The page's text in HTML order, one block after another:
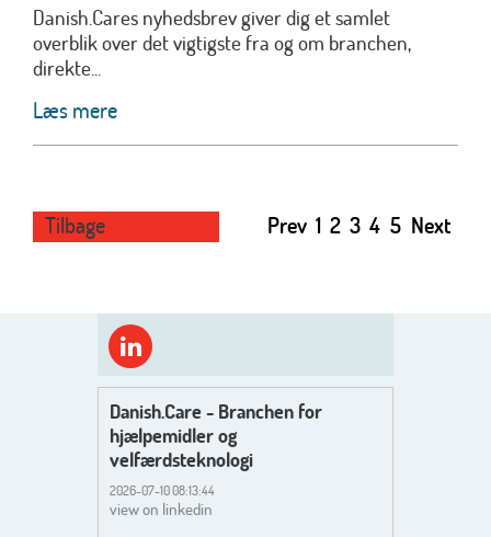
Danish.Cares nyhedsbrev giver dig et samlet
overblik over det vigtigste fra og om branchen,
direkte...
Læs mere
Tilbage Prev 1 2 3 4 5 Next
Danish.Care - Branchen for
hjælpemidler og
velfærdsteknologi
2026-07-10 08:13:44
view on linkedin